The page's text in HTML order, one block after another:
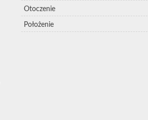
Otoczenie
Położenie